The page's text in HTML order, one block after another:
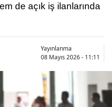
de açık iş ilanlarında
Yayınlanma
08 Mayıs 2026 - 11:11